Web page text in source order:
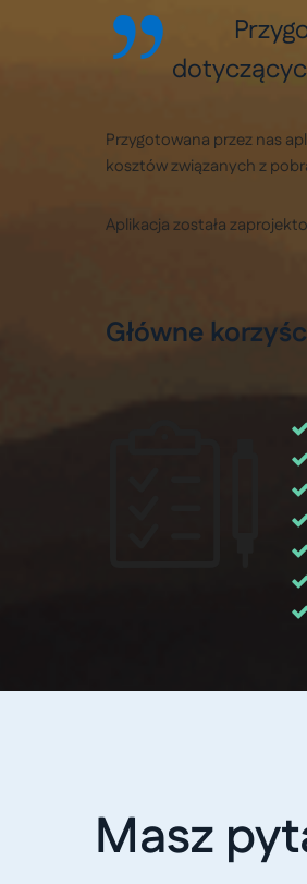
Przygotowana przez nas
kosztów związanych z
Aplikacja została
Główne
Masz